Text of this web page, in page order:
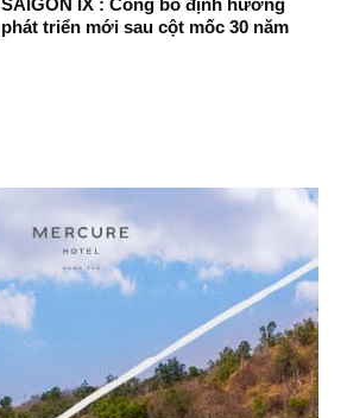
phát triển mới sau cột mốc 30 năm